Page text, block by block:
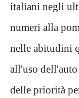
italiani negli
numeri alla
nelle abitudini
all'uso
delle priorità